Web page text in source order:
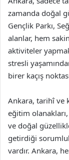
zamanda doğal
Gençlik Parkı,
alanlar, hem
aktiviteler
stresli
birer kaçış
Ankara, tarihî ve
eğitim
ve doğal
getirdiği
vardır. Ankara,